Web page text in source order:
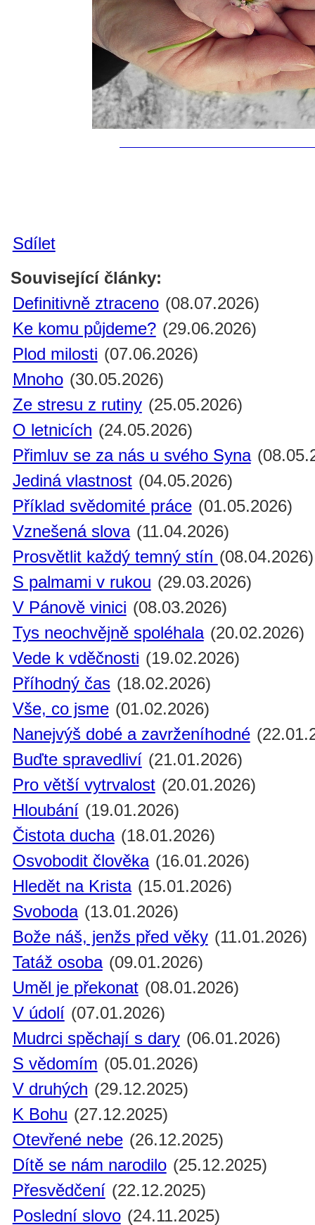
Sdílet
Související články:
Definitivně ztraceno (08.07.2026)
Ke komu půjdeme? (29.06.2026)
Plod milosti (07.06.2026)
Mnoho (30.05.2026)
Ze stresu z rutiny (25.05.2026)
O letnicích (24.05.2026)
Přimluv se za nás u svého Syna
Jediná vlastnost (04.05.2026)
Příklad svědomité práce (01.05.2026)
Vznešená slova (11.04.2026)
Prosvětlit každý temný stín (08.04.2026)
S palmami v rukou (29.03.2026)
V Pánově vinici (08.03.2026)
Tys neochvějně spoléhala (20.02.2026)
Vede k vděčnosti (19.02.2026)
Příhodný čas (18.02.2026)
Vše, co jsme (01.02.2026)
Nanejvýš dobé a zavrženíhodné
Buďte spravedliví (21.01.2026)
Pro větší vytrvalost (20.01.2026)
Hloubání (19.01.2026)
Čistota ducha (18.01.2026)
Osvobodit člověka (16.01.2026)
Hledět na Krista (15.01.2026)
Svoboda (13.01.2026)
Bože náš, jenžs před věky (11.01.2026)
Tatáž osoba (09.01.2026)
Uměl je překonat (08.01.2026)
V údolí (07.01.2026)
Mudrci spěchají s dary (06.01.2026)
S vědomím (05.01.2026)
V druhých (29.12.2025)
K Bohu (27.12.2025)
Otevřené nebe (26.12.2025)
Dítě se nám narodilo (25.12.2025)
Přesvědčení (22.12.2025)
Poslední slovo (24.11.2025)